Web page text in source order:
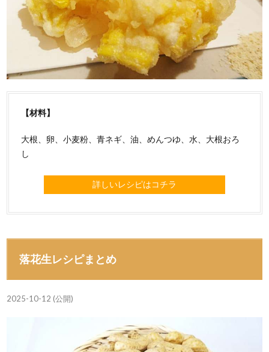
【材料】
大根、卵、小麦粉、青ネギ、油、めんつゆ、水、大根おろ
し
詳しいレシピはコチラ
落花生レシピまとめ
2025-10-12 (公開)